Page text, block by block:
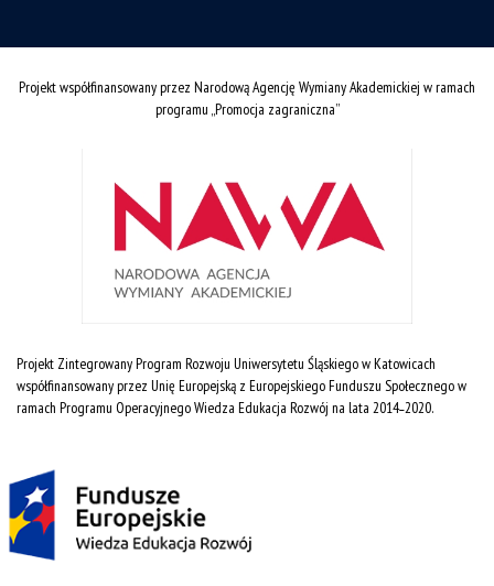
Projekt współfinansowany przez Narodową Agencję Wymiany Akademickiej w ramach
programu „Promocja zagraniczna”
Projekt Zintegrowany Program Rozwoju Uniwersytetu Śląskiego w Katowicach
współfinansowany przez Unię Europejską z Europejskiego Funduszu Społecznego w
ramach Programu Operacyjnego Wiedza Edukacja Rozwój na lata 2014˗2020.